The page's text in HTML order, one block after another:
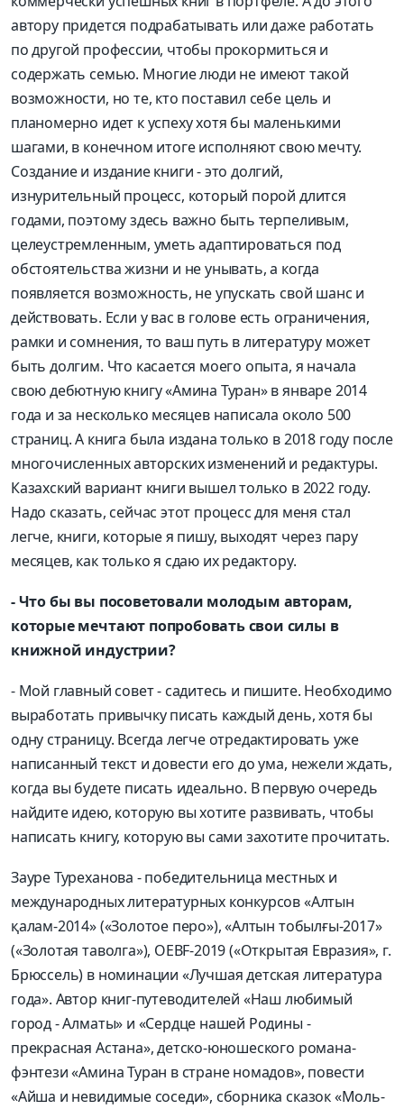
автору придется подрабатывать или даже работать
по другой профессии, чтобы прокормиться и
содержать семью. Многие люди не имеют такой
возможности, но те, кто поставил себе цель и
планомерно идет к успеху хотя бы маленькими
шагами, в конечном итоге исполняют свою мечту.
Создание и издание книги - это долгий,
изнурительный процесс, который порой длится
годами, поэтому здесь важно быть терпеливым,
целеустремленным, уметь адаптироваться под
обстоятельства жизни и не унывать, а когда
появляется возможность, не упускать свой шанс и
действовать. Если у вас в голове есть ограничения,
рамки и сомнения, то ваш путь в литературу может
быть долгим. Что касается моего опыта, я начала
свою дебютную книгу «Амина Туран» в январе 2014
года и за несколько месяцев написала около 500
страниц. А книга была издана только в 2018 году после
многочисленных авторских изменений и редактуры.
Казахский вариант книги вышел только в 2022 году.
Надо сказать, сейчас этот процесс для меня стал
легче, книги, которые я пишу, выходят через пару
месяцев, как только я сдаю их редактору.
- Что бы вы посоветовали молодым авторам,
которые мечтают попробовать свои силы в
книжной индустрии?
- Мой главный совет - садитесь и пишите. Необходимо
выработать привычку писать каждый день, хотя бы
одну страницу. Всегда легче отредактировать уже
написанный текст и довести его до ума, нежели ждать,
когда вы будете писать идеально. В первую очередь
найдите идею, которую вы хотите развивать, чтобы
написать книгу, которую вы сами захотите прочитать.
Зауре Туреханова - победительница местных и
международных литературных конкурсов «Алтын
қалам-2014» («Золотое перо»), «Алтын тобылғы-2017»
(«Золотая таволга»), OEBF-2019 («Открытая Евразия», г.
Брюссель) в номинации «Лучшая детская литература
года». Автор книг-путеводителей «Наш любимый
город - Алматы» и «Сердце нашей Родины -
прекрасная Астана», детско-юношеского романа-
фэнтези «Амина Туран в стране номадов», повести
«Айша и невидимые соседи», сборника сказок «Моль-